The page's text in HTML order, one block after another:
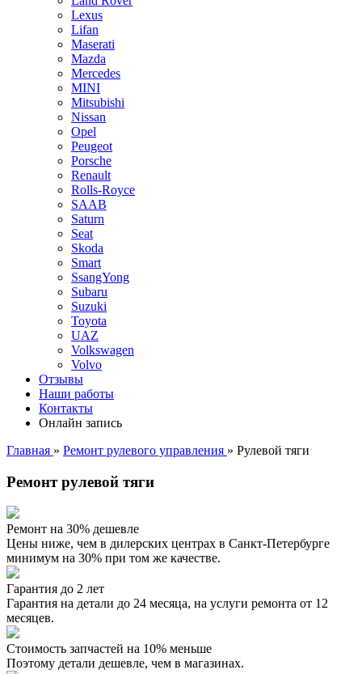
Lexus
Lifan
Maserati
Mazda
Mercedes
MINI
Mitsubishi
Nissan
Opel
Peugeot
Porsche
Renault
Rolls-Royce
SAAB
Saturn
Seat
Skoda
Smart
SsangYong
Subaru
Suzuki
Toyota
UAZ
Volkswagen
Volvo
Отзывы
Наши работы
Контакты
Онлайн запись
Главная » Ремонт рулевого управления » Рулевой тяги
Ремонт рулевой тяги
Ремонт на 30% дешевле
Цены ниже, чем в дилерских центрах в Санкт-Петербурге
минимум на 30% при том же качестве.
Гарантия до 2 лет
Гарантия на детали до 24 месяца, на услуги ремонта от 12
месяцев.
Стоимость запчастей на 10% меньше
Поэтому детали дешевле, чем в магазинах.